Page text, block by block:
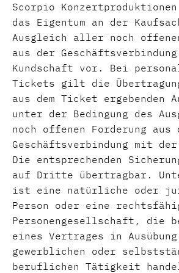
Scorpio Konzertproduktionen
das Eigentum an der
Ausgleich aller noch
aus der
Kundschaft vor. Bei
Tickets gilt die
aus dem Ticket ergebenden
unter der Bedingung des
noch offenen Forderung aus
Geschäftsverbindung mit
Die entsprechenden
auf Dritte übertragbar.
ist eine natürliche oder
Person oder eine
Personengesellschaft, die
eines Vertrages in
gewerblichen oder
beruflichen Tätigkeit